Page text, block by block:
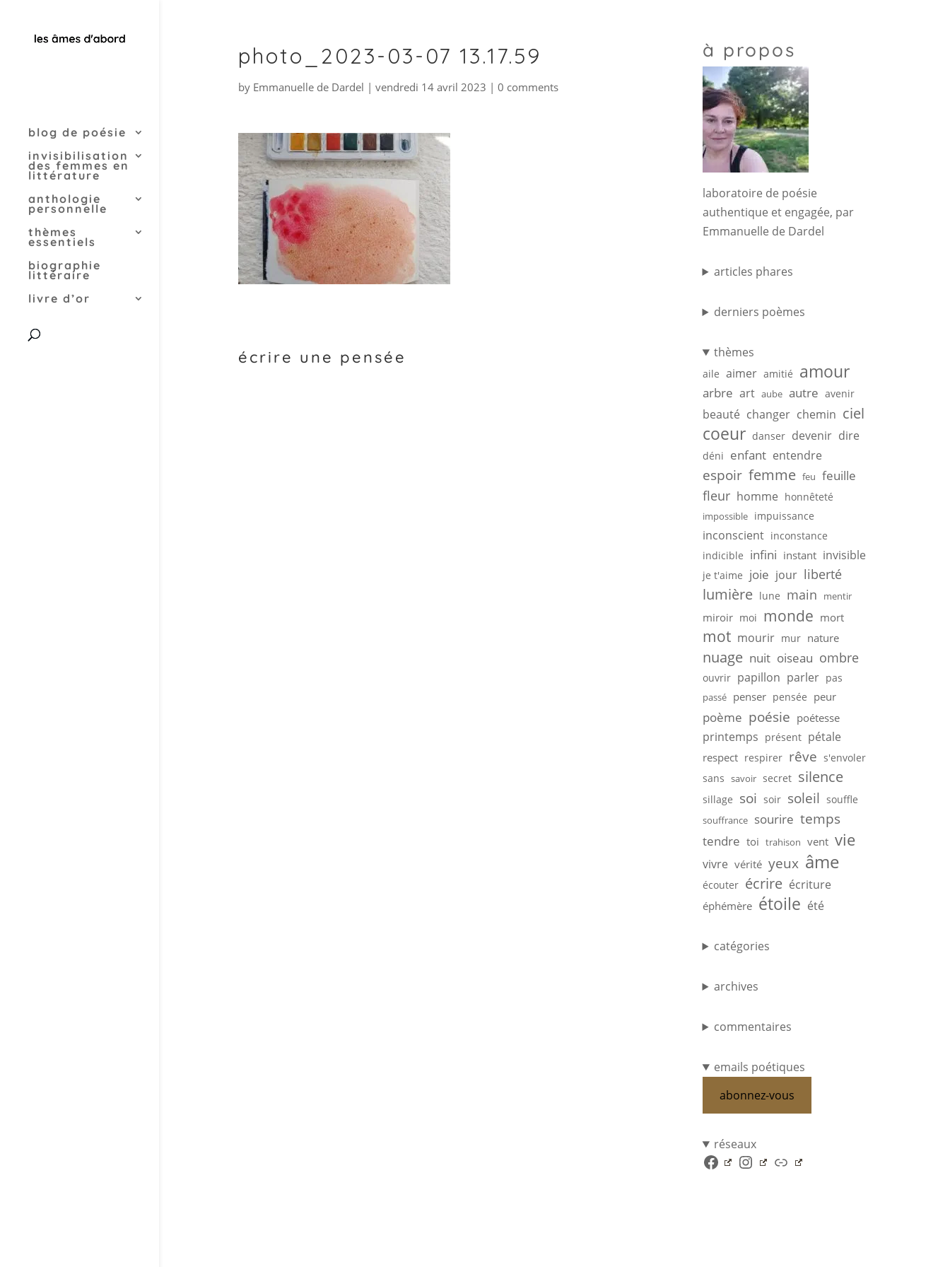
blog de poésie
invisibilisation
des femmes en
littérature
anthologie
personnelle
thèmes
essentiels
biographie
littéraire
livre d’or
photo_2023-03-07 13.17.59
by Emmanuelle de Dardel | vendredi 14 avril 2023 | 0 comments
écrire une pensée
à propos
laboratoire de poésie
authentique et engagée, par
Emmanuelle de Dardel
articles phares
derniers poèmes
thèmes
aile aimer amitié amour
arbre art aube autre avenir
beauté changer chemin ciel
coeur danser devenir dire
déni enfant entendre
espoir femme feu feuille
fleur homme honnêteté
impossible impuissance
inconscient inconstance
indicible infini instant invisible
je t'aime joie jour liberté
lumière lune main mentir
miroir moi monde mort
mot mourir mur nature
nuage nuit oiseau ombre
ouvrir papillon parler pas
passé penser pensée peur
poème poésie poétesse
printemps présent pétale
respect respirer rêve s'envoler
sans savoir secret silence
sillage soi soir soleil souffle
souffrance sourire temps
tendre toi trahison vent vie
vivre vérité yeux âme
écouter écrire écriture
éphémère étoile été
catégories
archives
commentaires
emails poétiques
abonnez-vous
réseaux
Facebook
Instagram
Lien